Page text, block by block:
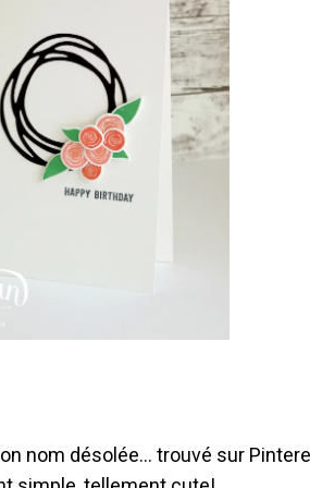
nom désolée... trouvé sur